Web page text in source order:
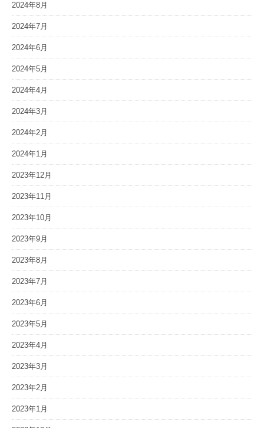
2024年8月
2024年7月
2024年6月
2024年5月
2024年4月
2024年3月
2024年2月
2024年1月
2023年12月
2023年11月
2023年10月
2023年9月
2023年8月
2023年7月
2023年6月
2023年5月
2023年4月
2023年3月
2023年2月
2023年1月